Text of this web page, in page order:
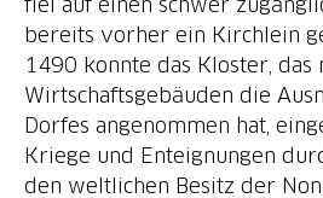
bereits vorher ein Kirchlein
1490 konnte das Kloster, das
Wirtschaftsgebäuden die
Dorfes angenommen hat,
Kriege und Enteignungen
den weltlichen Besitz der